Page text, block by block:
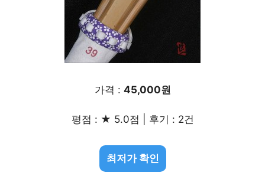
가격 : 45,000원
평점 : ★ 5.0점 | 후기 : 2건
최저가 확인